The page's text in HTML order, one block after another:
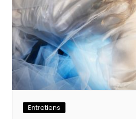
Entretiens